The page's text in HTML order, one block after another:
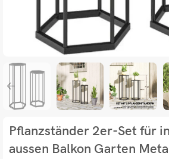
Pflanzständer 2er-Set für
aussen Balkon Garten